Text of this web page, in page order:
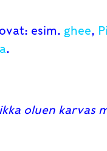
esim. ghee,
.
oluen karvas